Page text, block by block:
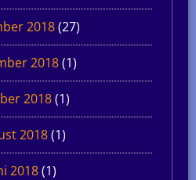
2018(27)
2018(1)
2018(1)
2018(1)
2018(1)